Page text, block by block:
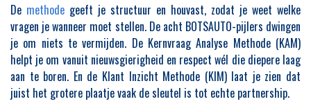
De methode geeft je structuur en houvast, zodat je weet welke
vragen je wanneer moet stellen. De acht BOTSAUTO-pijlers dwingen
je om niets te vermijden. De Kernvraag Analyse Methode (KAM)
helpt je om vanuit nieuwsgierigheid en respect wél die diepere laag
aan te boren. En de Klant Inzicht Methode (KIM) laat je zien dat
juist het grotere plaatje vaak de sleutel is tot echte partnership.